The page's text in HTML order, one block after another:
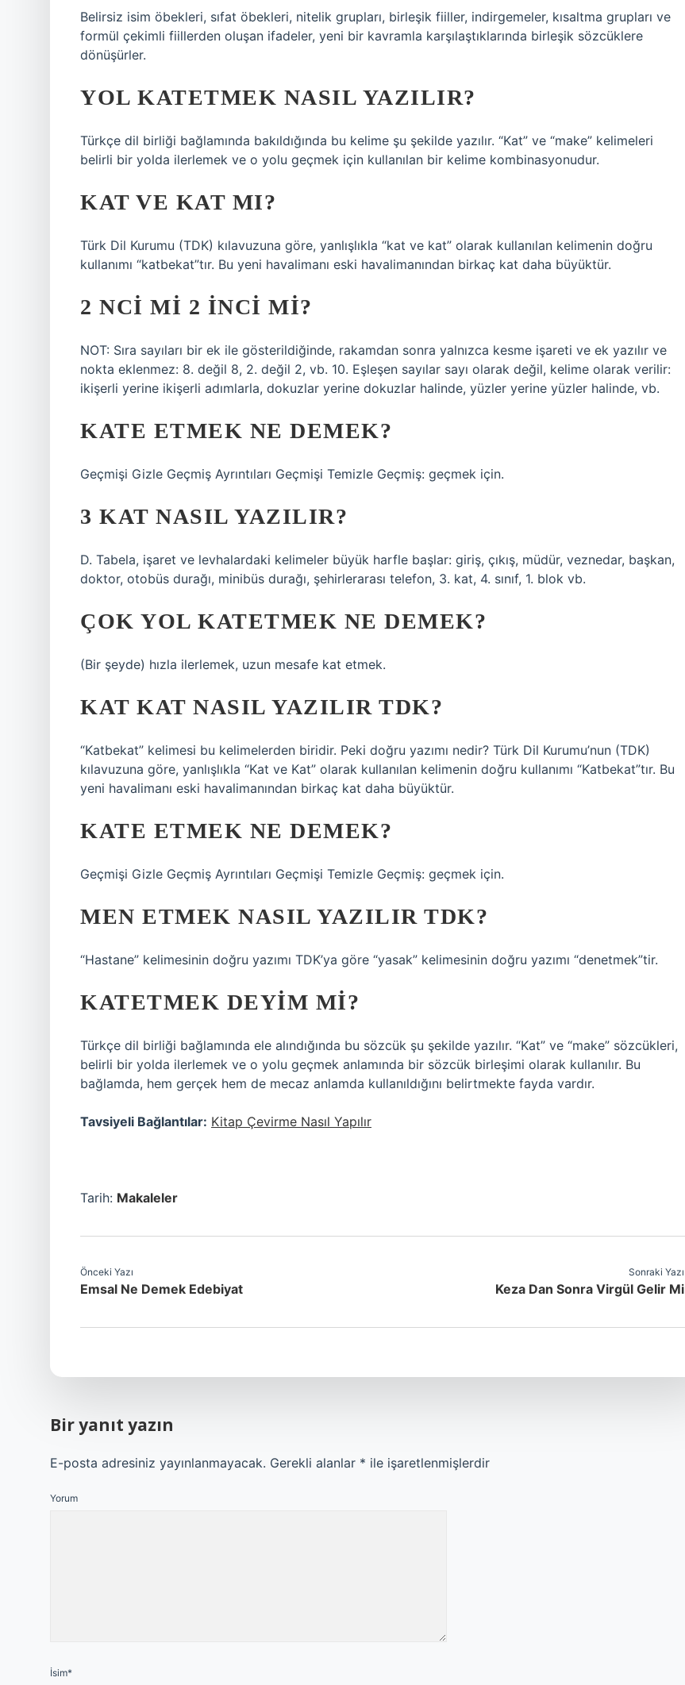
Belirsiz isim öbekleri, sıfat öbekleri, nitelik grupları, birleşik fiiller, indirgemeler, kısaltma grupları ve
formül çekimli fiillerden oluşan ifadeler, yeni bir kavramla karşılaştıklarında birleşik sözcüklere
dönüşürler.
YOL KATETMEK NASIL YAZILIR?
Türkçe dil birliği bağlamında bakıldığında bu kelime şu şekilde yazılır. “Kat” ve “make” kelimeleri
belirli bir yolda ilerlemek ve o yolu geçmek için kullanılan bir kelime kombinasyonudur.
KAT VE KAT MI?
Türk Dil Kurumu (TDK) kılavuzuna göre, yanlışlıkla “kat ve kat” olarak kullanılan kelimenin doğru
kullanımı “katbekat”tır. Bu yeni havalimanı eski havalimanından birkaç kat daha büyüktür.
2 NCI MI 2 INCI MI?
NOT: Sıra sayıları bir ek ile gösterildiğinde, rakamdan sonra yalnızca kesme işareti ve ek yazılır ve
nokta eklenmez: 8. değil 8, 2. değil 2, vb. 10. Eşleşen sayılar sayı olarak değil, kelime olarak verilir:
ikişerli yerine ikişerli adımlarla, dokuzlar yerine dokuzlar halinde, yüzler yerine yüzler halinde, vb.
KATE ETMEK NE DEMEK?
Geçmişi Gizle Geçmiş Ayrıntıları Geçmişi Temizle Geçmiş: geçmek için.
3 KAT NASIL YAZILIR?
D. Tabela, işaret ve levhalardaki kelimeler büyük harfle başlar: giriş, çıkış, müdür, veznedar, başkan,
doktor, otobüs durağı, minibüs durağı, şehirlerarası telefon, 3. kat, 4. sınıf, 1. blok vb.
ÇOK YOL KATETMEK NE DEMEK?
(Bir şeyde) hızla ilerlemek, uzun mesafe kat etmek.
KAT KAT NASIL YAZILIR TDK?
“Katbekat” kelimesi bu kelimelerden biridir. Peki doğru yazımı nedir? Türk Dil Kurumu’nun (TDK)
kılavuzuna göre, yanlışlıkla “Kat ve Kat” olarak kullanılan kelimenin doğru kullanımı “Katbekat”tır. Bu
yeni havalimanı eski havalimanından birkaç kat daha büyüktür.
KATE ETMEK NE DEMEK?
Geçmişi Gizle Geçmiş Ayrıntıları Geçmişi Temizle Geçmiş: geçmek için.
MEN ETMEK NASIL YAZILIR TDK?
“Hastane” kelimesinin doğru yazımı TDK’ya göre “yasak” kelimesinin doğru yazımı “denetmek”tir.
KATETMEK DEYIM MI?
Türkçe dil birliği bağlamında ele alındığında bu sözcük şu şekilde yazılır. “Kat” ve “make” sözcükleri,
belirli bir yolda ilerlemek ve o yolu geçmek anlamında bir sözcük birleşimi olarak kullanılır. Bu
bağlamda, hem gerçek hem de mecaz anlamda kullanıldığını belirtmekte fayda vardır.
Tavsiyeli Bağlantılar: Kitap Çevirme Nasıl Yapılır
Tarih: Makaleler
Önceki Yazı
Emsal Ne Demek Edebiyat
Sonraki Yazı
Keza Dan Sonra Virgül Gelir Mi
Bir yanıt yazın
E-posta adresiniz yayınlanmayacak. Gerekli alanlar * ile işaretlenmişlerdir
Yorum
İsim*